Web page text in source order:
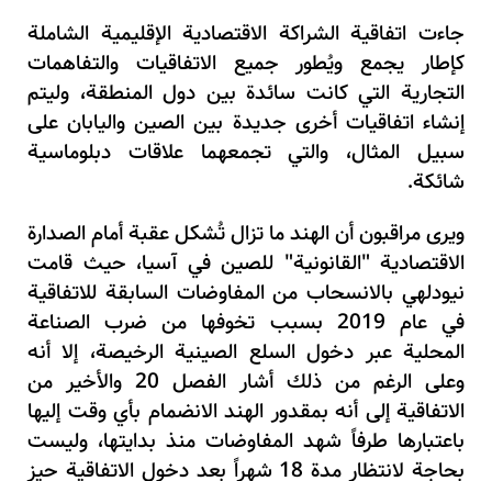
جاءت اتفاقية الشراكة الاقتصادية الإقليمية الشاملة
كإطار يجمع ويُطور جميع الاتفاقيات والتفاهمات
التجارية التي كانت سائدة بين دول المنطقة، وليتم
إنشاء اتفاقيات أخرى جديدة بين الصين واليابان على
سبيل المثال، والتي تجمعهما علاقات دبلوماسية
شائكة.
ويرى مراقبون أن الهند ما تزال تُشكل عقبة أمام الصدارة
الاقتصادية "القانونية" للصين في آسيا، حيث قامت
نيودلهي بالانسحاب من المفاوضات السابقة للاتفاقية
في عام 2019 بسبب تخوفها من ضرب الصناعة
المحلية عبر دخول السلع الصينية الرخيصة، إلا أنه
وعلى الرغم من ذلك أشار الفصل 20 والأخير من
الاتفاقية إلى أنه بمقدور الهند الانضمام بأي وقت إليها
باعتبارها طرفاً شهد المفاوضات منذ بدايتها، وليست
بحاجة لانتظار مدة 18 شهراً بعد دخول الاتفاقية حيز